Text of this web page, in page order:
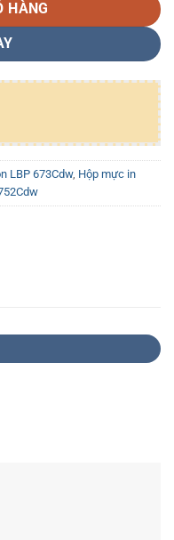
HÀNG
LBP 673Cdw, Hộp mực in